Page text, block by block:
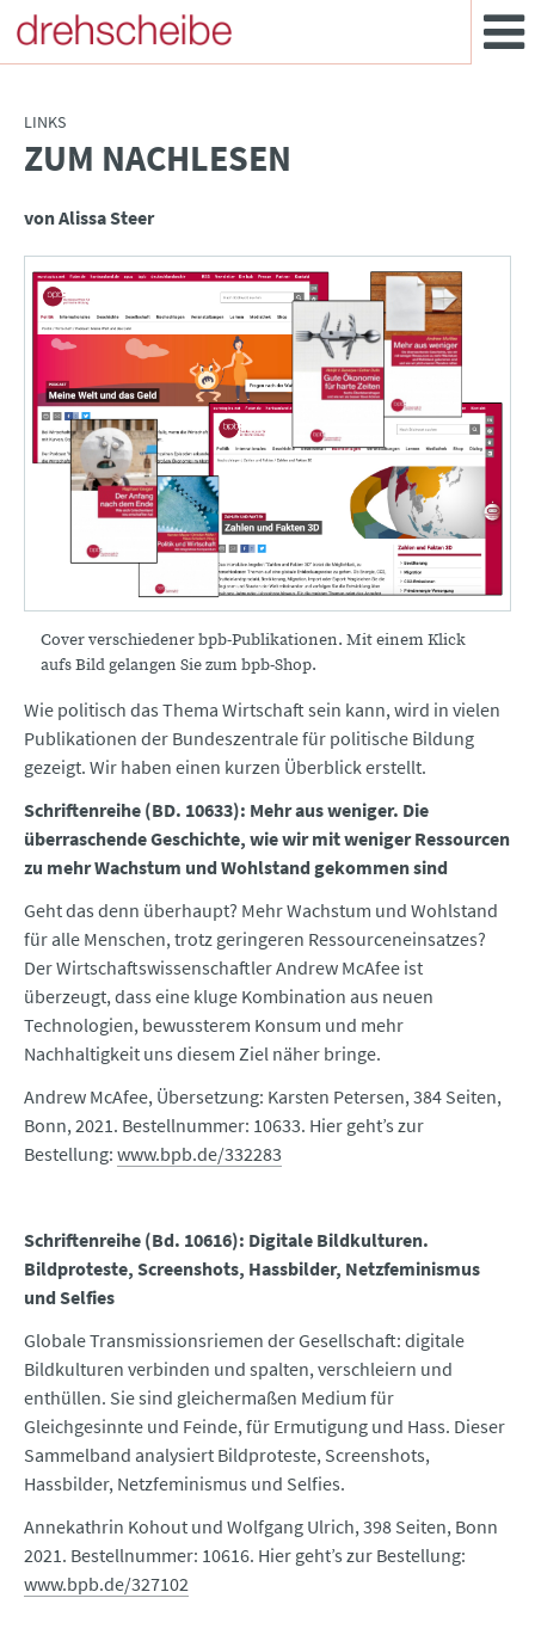
LINKS
:ZUM NACHLESEN
von Alissa Steer
Cover verschiedener bpb-Publikationen. Mit einem Klick
aufs Bild gelangen Sie zum bpb-Shop.
Wie politisch das Thema Wirtschaft sein kann, wird in vielen
Publikationen der Bundeszentrale für politische Bildung
gezeigt. Wir haben einen kurzen Überblick erstellt.
Schriftenreihe (BD. 10633): Mehr aus weniger. Die
überraschende Geschichte, wie wir mit weniger Ressourcen
zu mehr Wachstum und Wohlstand gekommen sind
Geht das denn überhaupt? Mehr Wachstum und Wohlstand
für alle Menschen, trotz geringeren Ressourceneinsatzes?
Der Wirtschaftswissenschaftler Andrew McAfee ist
überzeugt, dass eine kluge Kombination aus neuen
Technologien, bewussterem Konsum und mehr
Nachhaltigkeit uns diesem Ziel näher bringe.
Andrew McAfee, Übersetzung: Karsten Petersen, 384 Seiten,
Bonn, 2021. Bestellnummer: 10633. Hier geht’s zur
Bestellung: www.bpb.de/332283
Schriftenreihe (Bd. 10616): Digitale Bildkulturen.
Bildproteste, Screenshots, Hassbilder, Netzfeminismus
und Selfies
Globale Transmissionsriemen der Gesellschaft: digitale
Bildkulturen verbinden und spalten, verschleiern und
enthüllen. Sie sind gleichermaßen Medium für
Gleichgesinnte und Feinde, für Ermutigung und Hass. Dieser
Sammelband analysiert Bildproteste, Screenshots,
Hassbilder, Netzfeminismus und Selfies.
Annekathrin Kohout und Wolfgang Ulrich, 398 Seiten, Bonn
2021. Bestellnummer: 10616. Hier geht’s zur Bestellung:
www.bpb.de/327102